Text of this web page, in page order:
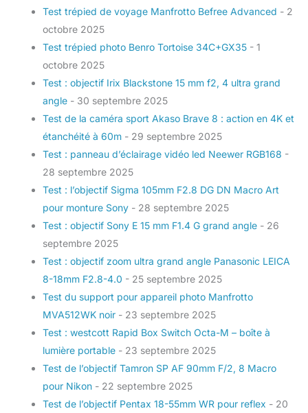
Test trépied de voyage Manfrotto Befree Advanced - 2
octobre 2025
Test trépied photo Benro Tortoise 34C+GX35 - 1
octobre 2025
Test : objectif Irix Blackstone 15 mm f2, 4 ultra grand
angle - 30 septembre 2025
Test de la caméra sport Akaso Brave 8 : action en 4K et
étanchéité à 60m - 29 septembre 2025
Test : panneau d’éclairage vidéo led Neewer RGB168 -
28 septembre 2025
Test : l’objectif Sigma 105mm F2.8 DG DN Macro Art
pour monture Sony - 28 septembre 2025
Test : objectif Sony E 15 mm F1.4 G grand angle - 26
septembre 2025
Test : objectif zoom ultra grand angle Panasonic LEICA
8-18mm F2.8-4.0 - 25 septembre 2025
Test du support pour appareil photo Manfrotto
MVA512WK noir - 23 septembre 2025
Test : westcott Rapid Box Switch Octa-M – boîte à
lumière portable - 23 septembre 2025
Test de l’objectif Tamron SP AF 90mm F/2, 8 Macro
pour Nikon - 22 septembre 2025
Test de l’objectif Pentax 18-55mm WR pour reflex - 20